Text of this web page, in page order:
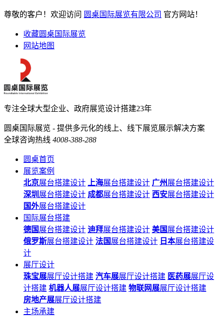
尊敬的客户！欢迎访问 圆桌国际展览有限公司 官方网站！
收藏圆桌国际展览
网站地图
专注全球大型企业、政府展览设计搭建23年
圆桌国际展览 - 提供多元化的线上、线下展览展示解决方案
全球咨询热线 4008-388-288
圆桌首页
展览案例
北京展台搭建设计 上海展台搭建设计 广州展台搭建设计
深圳 展台搭建设计 成都展台搭建设计 西安展台搭建设计
国外展台搭建设计
国际展台搭建
德国 展台搭建设计 迪拜展台搭建设计 美国 展台搭建设计
俄罗斯展台搭建设计 法国 展台搭建设计 日本展台搭建设
计
展厅设计
珠宝展展厅设计搭建 汽车展展厅设计搭建 医药展展厅设
计搭建 机器人展展厅设计搭建 物联网展展厅设计搭建
房地产展展厅设计搭建
主场承建